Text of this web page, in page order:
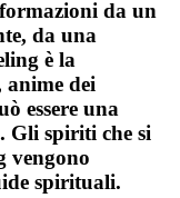
da un
da una
è la
anime dei
essere una
Gli spiriti che si
vengono
spirituali.